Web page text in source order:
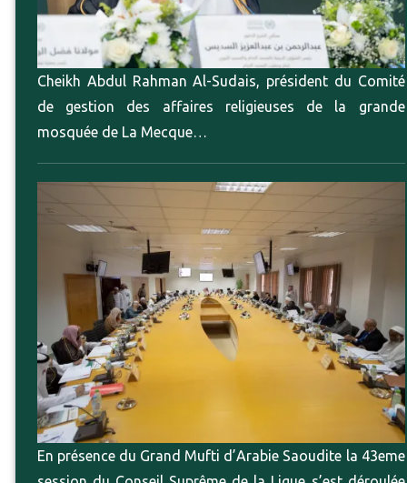
Cheikh Abdul Rahman Al-Sudais, président du Comité
de gestion des affaires religieuses de la grande
mosquée de La Mecque…
En présence du Grand Mufti d’Arabie Saoudite la 43eme